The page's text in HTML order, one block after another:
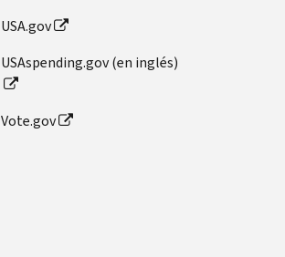
USA.gov
USAspending.gov (en inglés)
Vote.gov